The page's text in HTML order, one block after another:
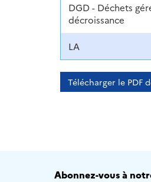
DGD - Déchets
décroissance
LA
Télécharger le PDF
Abonnez-vous à